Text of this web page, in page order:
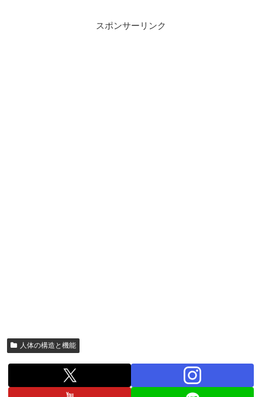
スポンサーリンク
人体の構造と機能